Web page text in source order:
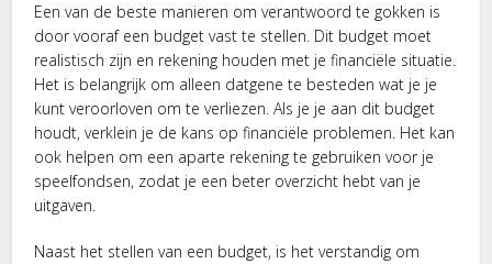
Een van de beste manieren om verantwoord te gokken is
door vooraf een budget vast te stellen. Dit budget moet
realistisch zijn en rekening houden met je financiële situatie.
Het is belangrijk om alleen datgene te besteden wat je je
kunt veroorloven om te verliezen. Als je je aan dit budget
houdt, verklein je de kans op financiële problemen. Het kan
ook helpen om een aparte rekening te gebruiken voor je
speelfondsen, zodat je een beter overzicht hebt van je
uitgaven.
Naast het stellen van een budget, is het verstandig om